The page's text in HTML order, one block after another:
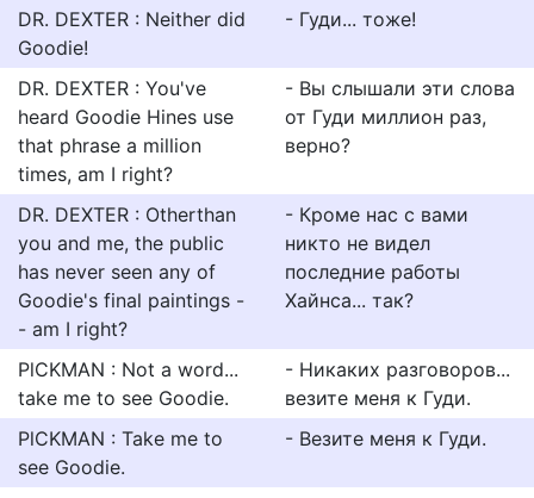
DR. DEXTER : Neither did
Goodie!
- Гуди... тоже!
DR. DEXTER : You've
heard Goodie Hines use
that phrase a million
times, am I right?
- Вы слышали эти слова
от Гуди миллион раз,
верно?
DR. DEXTER : Otherthan
you and me, the public
has never seen any of
Goodie's final paintings -
- am I right?
- Кроме нас с вами
никто не видел
последние работы
Хайнса... так?
PlCKMAN : Not a word...
take me to see Goodie.
- Никаких разговоров...
везите меня к Гуди.
PlCKMAN : Take me to
see Goodie.
- Везите меня к Гуди.